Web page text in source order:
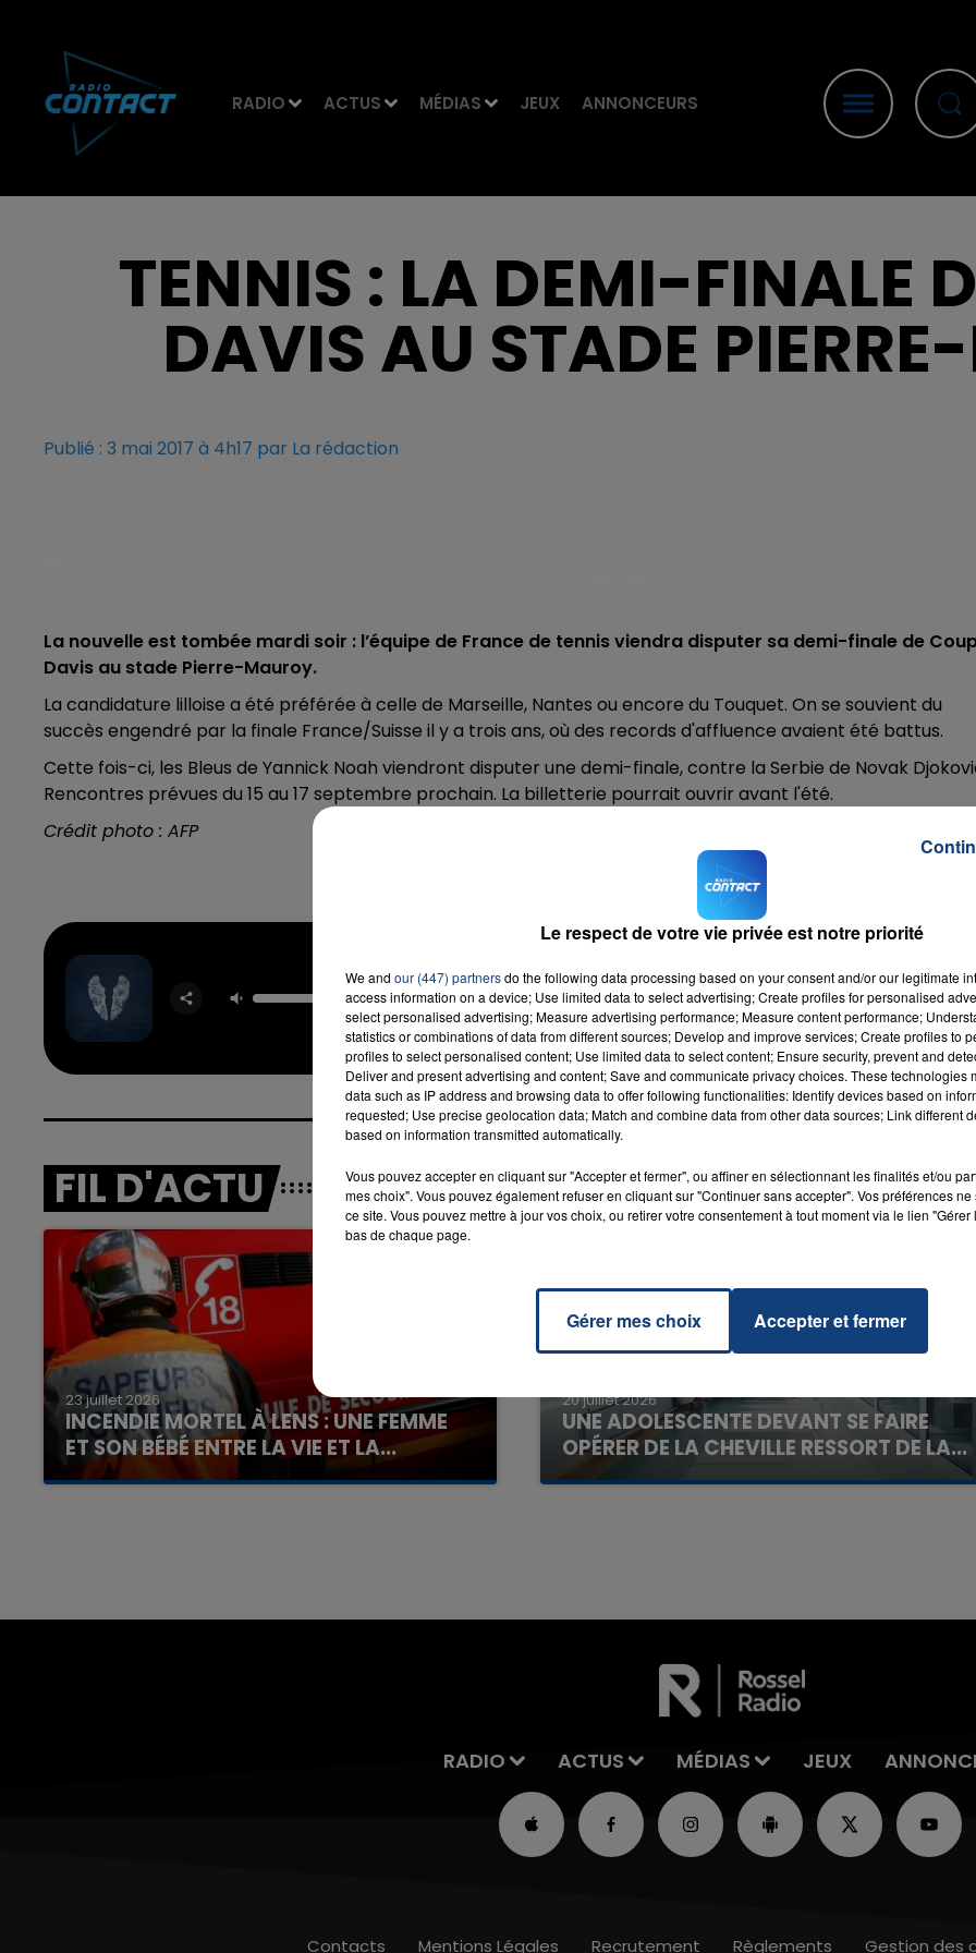
RADIO ACTUS MÉDIAS JEUX ANNONCEURS
TENNIS : LA DEMI-FINALE
DAVIS AU STADE
Publié : 3 mai 2017 à 4h17 par La rédaction
La nouvelle est tombée mardi soir : l’équipe de France de tennis viendra disputer sa demi-finale de
Davis au stade Pierre-Mauroy.
La candidature lilloise a été préférée à celle de Marseille, Nantes ou encore du Touquet. On se souvient du
succès engendré par la finale France/Suisse il y a trois ans, où des records d'affluence avaient été battus.
Cette fois-ci, les Bleus de Yannick Noah viendront disputer une demi-finale, contre la Serbie de Novak
Rencontres prévues du 15 au 17 septembre prochain. La billetterie pourrait ouvrir avant l'été.
Crédit photo : AFP
A Sky Full Of
Stars
COLDPLAY
RADIO CONTACT
FIL D'ACTU
23 juillet 2026
INCENDIE MORTEL À LENS : UNE FEMME
ET SON BÉBÉ ENTRE LA VIE ET LA...
Un homme s'est immolé par le feu après avoir
20 juillet 2026
UNE ADOLESCENTE DEVANT SE FAIRE
OPÉRER DE LA CHEVILLE RESSORT DE LA...
La famille a porté plainte contre la clinique qui a
RADIO ACTUS MÉDIAS JEUX
Contacts Mentions Légales Recrutement Règlements Gestion des
Le respect de votre vie privée est notre priorité
We and our (447) partnersdo the following data processing based on your consent and/or our legitimate
access information on a device; Use limited data to select advertising; Create profiles for personalised
select personalised advertising; Measure advertising performance; Measure content performance;
statistics or combinations of data from different sources; Develop and improve services; Create profiles to
profiles to select personalised content; Use limited data to select content; Ensure security, prevent and
Deliver and present advertising and content; Save and communicate privacy choices. These technologies
data such as IP address and browsing data to offer following functionalities: Identify devices based on
requested; Use precise geolocation data; Match and combine data from other data sources; Link different
based on information transmitted automatically.
Vous pouvez accepter en cliquant sur "Accepter et fermer", ou affiner en sélectionnant les finalités et/ou
mes choix". Vous pouvez également refuser en cliquant sur "Continuer sans accepter". Vos préférences
ce site. Vous pouvez mettre à jour vos choix, ou retirer votre consentement à tout moment via le lien
bas de chaque page.
Gérer mes choix Accepter et fermer